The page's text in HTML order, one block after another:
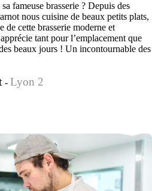
fameuse brasserie ? Depuis des
nous cuisine de beaux petits plats,
de cette brasserie moderne et
tant pour l’emplacement que
beaux jours ! Un incontournable des
- Lyon 2